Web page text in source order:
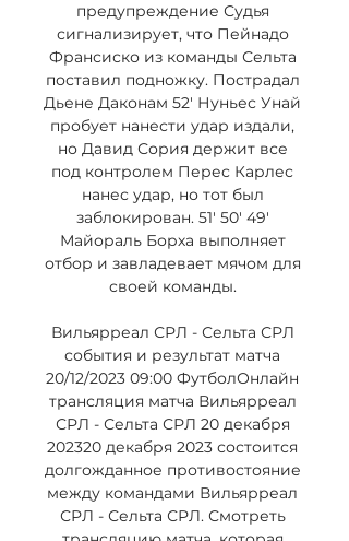
предупреждение Судья
сигнализирует, что Пейнадо
Франсиско из команды Сельта
поставил подножку. Пострадал
Дьене Даконам 52' Нуньес Унай
пробует нанести удар издали,
но Давид Сория держит все
под контролем Перес Карлес
нанес удар, но тот был
заблокирован. 51' 50' 49'
Майораль Борха выполняет
отбор и завладевает мячом для
своей команды.
Вильярреал СРЛ - Сельта СРЛ
события и результат матча
20/12/2023 09:00 ФутболОнлайн
трансляция матча Вильярреал
СРЛ - Сельта СРЛ 20 декабря
202320 декабря 2023 состоится
долгожданное противостояние
между командами Вильярреал
СРЛ - Сельта СРЛ. Смотреть